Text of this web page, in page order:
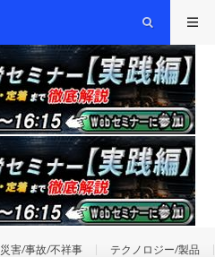
災害/事故/不祥事 テクノロジー/製品